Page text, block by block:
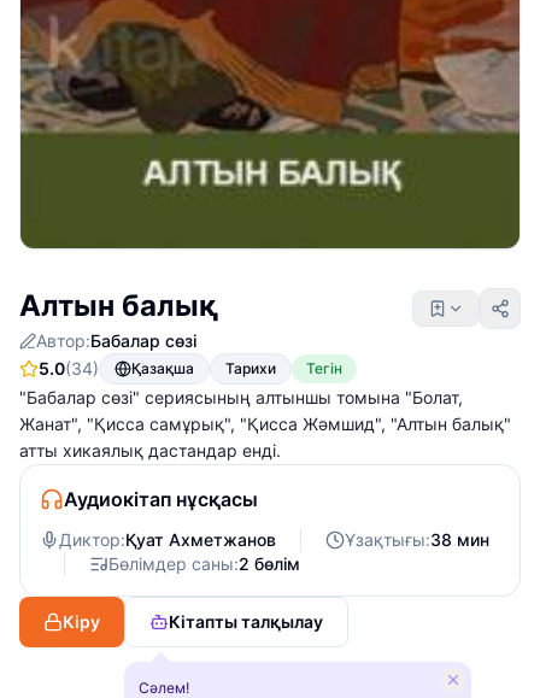
Алтын балық
Автор:Бабалар сөзі
5.0(34) Қазақша Тарихи Тегін
"Бабалар сөзі" сериясының алтыншы томына "Болат,
Жанат", "Қисса самұрық", "Қисса Жәмшид", "Алтын балық"
атты хикаялық дастандар енді.
Аудиокітап нұсқасы
Диктор:Қуат Ахметжанов Ұзақтығы:38 мин
Бөлімдер саны:2 бөлім
Кіру Кітапты талқылау
Сәлем!